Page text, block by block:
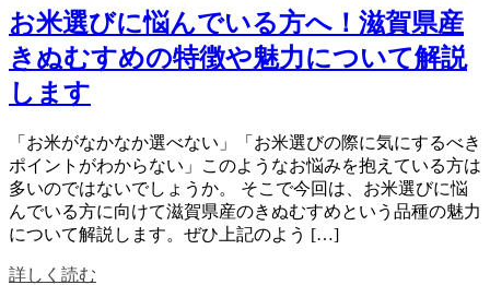
お米選びに悩んでいる方へ！滋賀県産
きぬむすめの特徴や魅力について解説
します
「お米がなかなか選べない」「お米選びの際に気にするべき
ポイントがわからない」このようなお悩みを抱えている方は
多いのではないでしょうか。 そこで今回は、お米選びに悩
んでいる方に向けて滋賀県産のきぬむすめという品種の魅力
について解説します。ぜひ上記のよう […]
詳しく読む